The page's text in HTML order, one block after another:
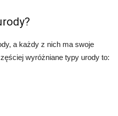
a każdy z nich ma swoje
wyróżniane typy urody to: